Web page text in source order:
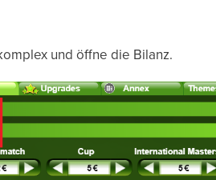
und öffne die Bilanz.